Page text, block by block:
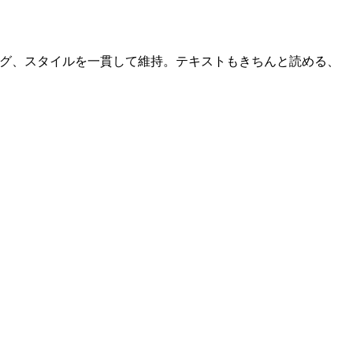
、スタイルを一貫して維持。テキストもきちんと読める、